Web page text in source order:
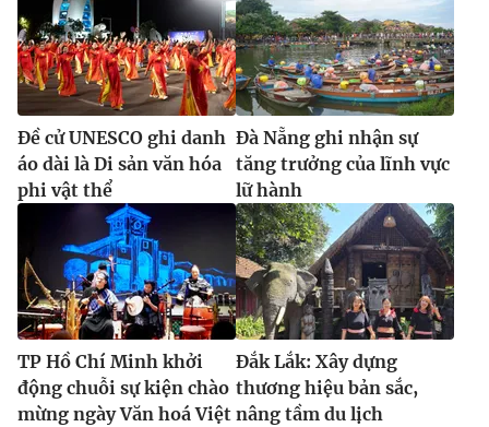
Đề cử UNESCO ghi danh
áo dài là Di sản văn hóa
phi vật thể
Đà Nẵng ghi nhận sự
tăng trưởng của lĩnh vực
lữ hành
TP Hồ Chí Minh khởi
động chuỗi sự kiện chào
mừng ngày Văn hoá Việt
Đắk Lắk: Xây dựng
thương hiệu bản sắc,
nâng tầm du lịch